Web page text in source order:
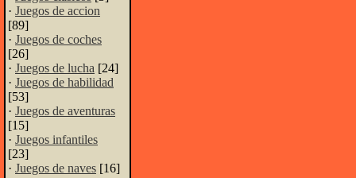
· Juegos de accion
[89]
· Juegos de coches
[26]
· Juegos de lucha [24]
· Juegos de habilidad
[53]
· Juegos de aventuras
[15]
· Juegos infantiles
[23]
· Juegos de naves [16]